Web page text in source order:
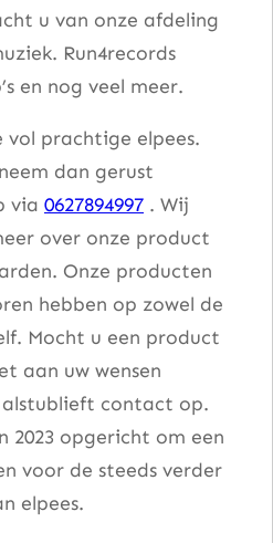
u van onze afdeling
Run4records
en nog veel meer.
vol prachtige elpees.
dan gerust
via 0627894997 . Wij
over onze product
Onze producten
hebben op zowel de
Mocht u een product
aan uw wensen
contact op.
2023 opgericht om een
voor de steeds verder
elpees.